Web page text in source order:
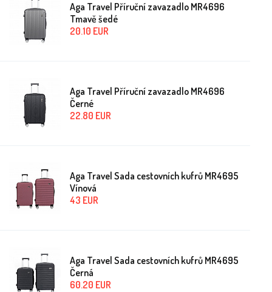
Aga Travel Příruční zavazadlo MR4696
Tmavě šedé
20.10 EUR
Aga Travel Příruční zavazadlo MR4696
Černé
22.80 EUR
Aga Travel Sada cestovních kufrů MR4695
Vínová
43 EUR
Aga Travel Sada cestovních kufrů MR4695
Černá
60.20 EUR